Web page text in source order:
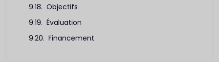
Objectifs
Évaluation
Financement